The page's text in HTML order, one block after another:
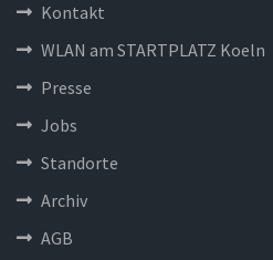
Kontakt
WLAN am STARTPLATZ Koeln
Presse
Jobs
Standorte
Archiv
AGB